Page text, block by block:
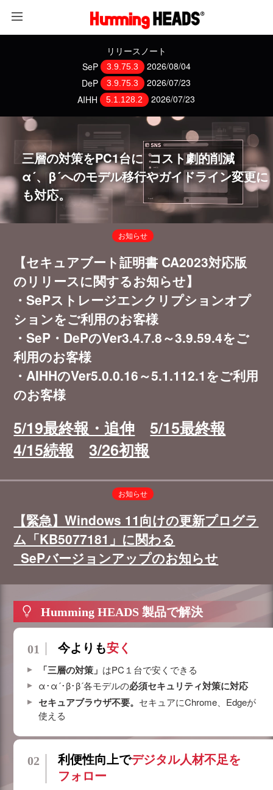
リリースノート
SeP
3.9.75.3
2026/08/04
DeP
3.9.75.3
2026/07/23
AIHH
5.1.128.2 2026/07/23
三層の対策をPC1台に コスト劇的削減
α´、β´へのモデル移行やガイドライン変更に
も対応。
お知らせ
【セキュアブート証明書 CA2023対応版
のリリースに関するお知らせ】
・SePストレージエンクリプションオプ
ションをご利用のお客様
・SeP・DePのVer3.4.7.8～3.9.59.4をご
利用のお客様
・AIHHのVer5.0.0.16～5.1.112.1をご利用
のお客様
5/19最終報・追伸
5/15最終報
4/15続報
3/26初報
お知らせ
【緊急】Windows 11向けの更新プログラ
ム「KB5077181」に関わる
SePバージョンアップのお知らせ
Humming HEADS 製品で解決
今よりも安く
「三層の対策」 はPC１台で安くできる
α･α´･β･β´各モデルの必須セキュリティ対策に対応
セキュアブラウザ不要。 セキュアにChrome、Edgeが
使える
利便性向上でデジタル人材不足を
フォロー